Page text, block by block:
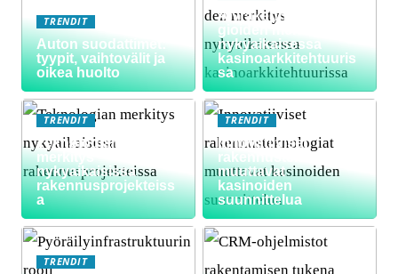
TRENDIT
Auton suodattimet:
tyypit, vaihtovälit ja
oikea huolto
Älyrakennusteknolo
gioiden merkitys
nykyaikaisessa
kasinoarkkitehtuuris
sa
TRENDIT
Teknologian
merkitys
nykyaikaisissa
rakennusprojekteiss
a
TRENDIT
Innovatiiviset
rakennusteknologiat
muuttavat
kasinoiden
suunnittelua
TRENDIT